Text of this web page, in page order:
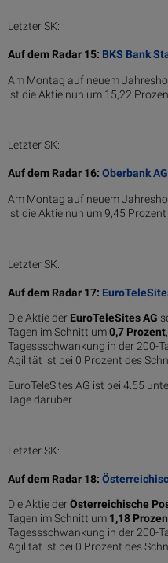
Letzter SK:
Auf dem Radar 15: BKS Bank
Am Montag auf neuem
ist die Aktie nun um 15,22
Letzter SK:
Auf dem Radar 16: Oberbank
Am Montag auf neuem
ist die Aktie nun um 9,45 Prozent
Letzter SK:
Auf dem Radar 17:
Die Aktie der EuroTeleSites AG
Tagen im Schnitt um0,7 Pro­zent
Tagessschwankung in der 200-
Agilität ist bei 0 Prozent des
EuroTeleSites AG ist bei 4.55
Tage darüber.
Letzter SK:
Auf dem Radar 18:
Die Aktie derÖsterreichische
Tagen im Schnitt um 1,18
Tagessschwankung in der 200-
Agilität ist bei 0 Prozent des